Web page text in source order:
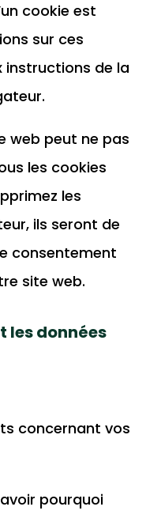
cookie est
sur ces
instructions de la
web peut ne pas
les cookies
les
ils seront de
consentement
site web.
les données
concernant vos
pourquoi